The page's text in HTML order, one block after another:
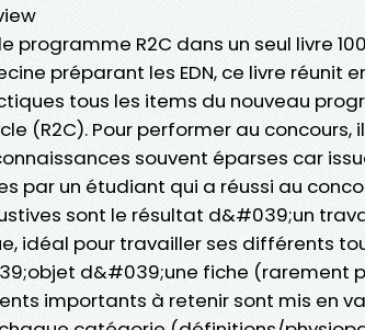
programme R2C dans un seul livre
préparant les EDN, ce livre réunit
tous les items du nouveau
(R2C). Pour performer au
souvent éparses car
par un étudiant qui a réussi au
sont le résultat d&#039;un
idéal pour travailler ses différents
d&#039;une fiche (rarement
importants à retenir sont mis en